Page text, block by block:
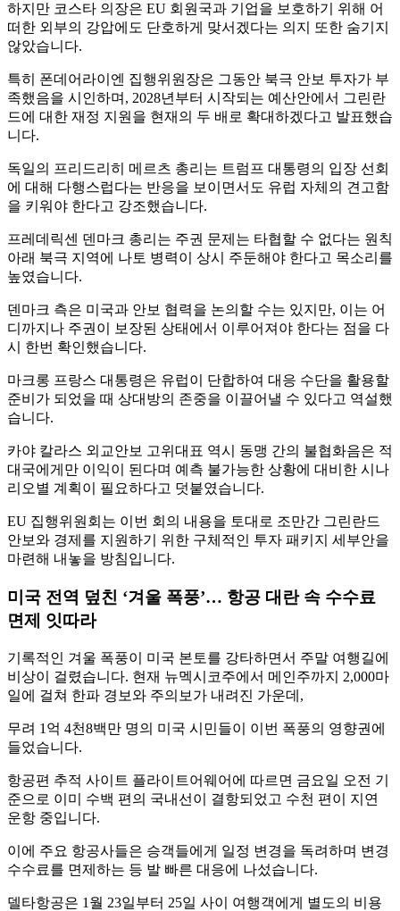
하지만 코스타 의장은 EU 회원국과 기업을 보호하기 위해 어
떠한 외부의 강압에도 단호하게 맞서겠다는 의지 또한 숨기지
않았습니다.
특히 폰데어라이엔 집행위원장은 그동안 북극 안보 투자가 부
족했음을 시인하며, 2028년부터 시작되는 예산안에서 그린란
드에 대한 재정 지원을 현재의 두 배로 확대하겠다고 발표했습
니다.
독일의 프리드리히 메르츠 총리는 트럼프 대통령의 입장 선회
에 대해 다행스럽다는 반응을 보이면서도 유럽 자체의 견고함
을 키워야 한다고 강조했습니다.
프레데릭센 덴마크 총리는 주권 문제는 타협할 수 없다는 원칙
아래 북극 지역에 나토 병력이 상시 주둔해야 한다고 목소리를
높였습니다.
덴마크 측은 미국과 안보 협력을 논의할 수는 있지만, 이는 어
디까지나 주권이 보장된 상태에서 이루어져야 한다는 점을 다
시 한번 확인했습니다.
마크롱 프랑스 대통령은 유럽이 단합하여 대응 수단을 활용할
준비가 되었을 때 상대방의 존중을 이끌어낼 수 있다고 역설했
습니다.
카야 칼라스 외교안보 고위대표 역시 동맹 간의 불협화음은 적
대국에게만 이익이 된다며 예측 불가능한 상황에 대비한 시나
리오별 계획이 필요하다고 덧붙였습니다.
EU 집행위원회는 이번 회의 내용을 토대로 조만간 그린란드
안보와 경제를 지원하기 위한 구체적인 투자 패키지 세부안을
마련해 내놓을 방침입니다.
미국 전역 덮친 ‘겨울 폭풍’… 항공 대란 속 수수료
면제 잇따라
기록적인 겨울 폭풍이 미국 본토를 강타하면서 주말 여행길에
비상이 걸렸습니다. 현재 뉴멕시코주에서 메인주까지 2,000마
일에 걸쳐 한파 경보와 주의보가 내려진 가운데,
무려 1억 4천8백만 명의 미국 시민들이 이번 폭풍의 영향권에
들었습니다.
항공편 추적 사이트 플라이트어웨어에 따르면 금요일 오전 기
준으로 이미 수백 편의 국내선이 결항되었고 수천 편이 지연
운항 중입니다.
이에 주요 항공사들은 승객들에게 일정 변경을 독려하며 변경
수수료를 면제하는 등 발 빠른 대응에 나섰습니다.
델타항공은 1월 23일부터 25일 사이 여행객에게 별도의 비용